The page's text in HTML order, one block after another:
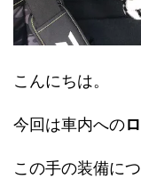
こんにちは。
今回は車内への
この手の装備に